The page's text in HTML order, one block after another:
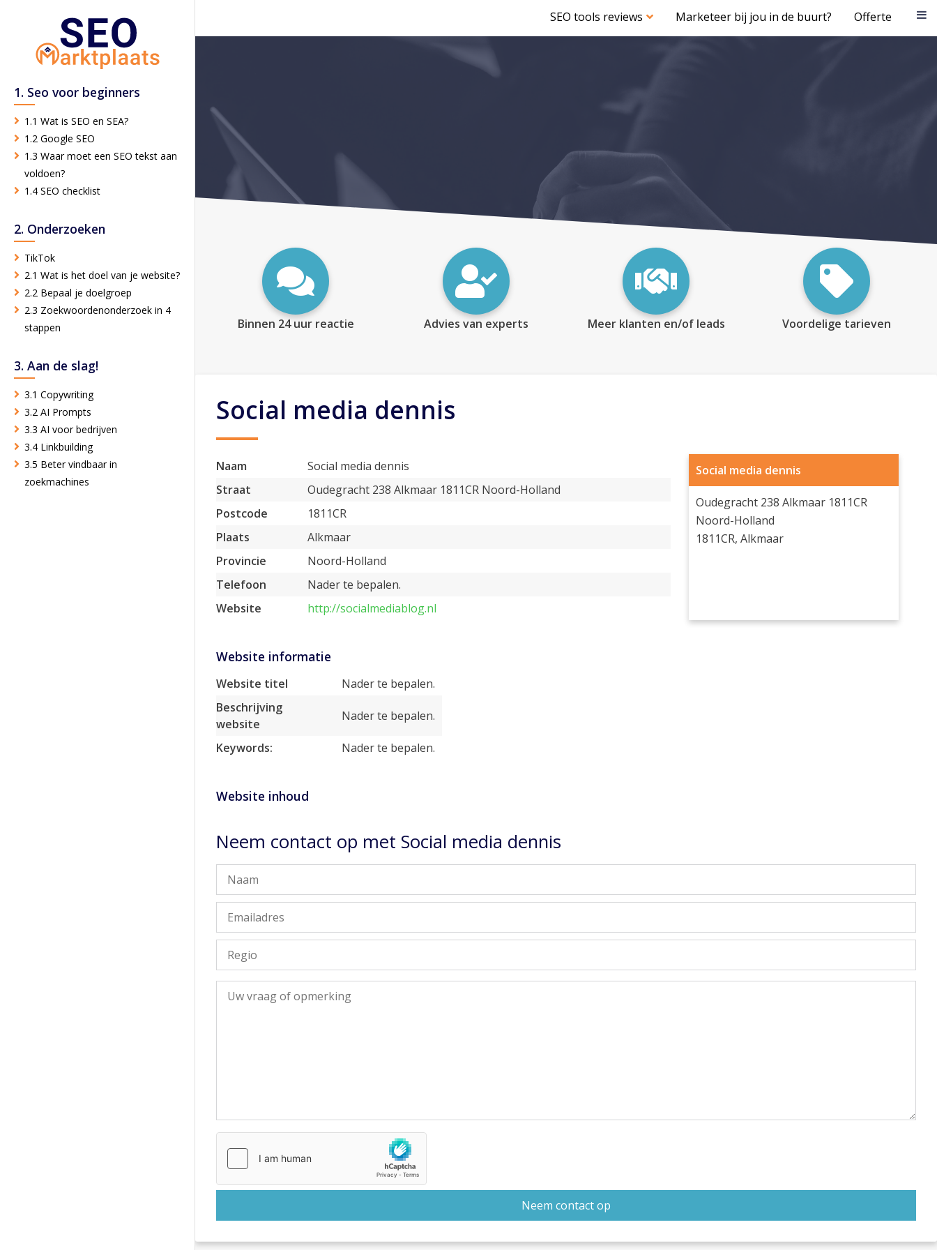
SEO tools reviews Marketeer bij jou in de buurt? Offerte
1. Seo voor beginners
1.1 Wat is SEO en SEA?
1.2 Google SEO
1.3 Waar moet een SEO tekst aan
voldoen?
1.4 SEO checklist
2. Onderzoeken
TikTok
2.1 Wat is het doel van je website?
2.2 Bepaal je doelgroep
2.3 Zoekwoordenonderzoek in 4
stappen
3. Aan de slag!
3.1 Copywriting
3.2 AI Prompts
3.3 AI voor bedrijven
3.4 Linkbuilding
3.5 Beter vindbaar in
zoekmachines
Binnen 24 uur reactie Advies van experts Meer klanten en/of leads Voordelige tarieven
Social media dennis
Naam
Social media dennis
Straat
Oudegracht 238 Alkmaar 1811CR Noord-Holland
Postcode
1811CR
Plaats
Alkmaar
Provincie
Noord-Holland
Telefoon
Nader te bepalen.
Website
http://socialmediablog.nl
Social media dennis
Oudegracht 238 Alkmaar 1811CR
Noord-Holland
1811CR, Alkmaar
Website informatie
Website titel
Nader te bepalen.
Beschrijving
website
Nader te bepalen.
Keywords: Nader te bepalen.
Website inhoud
Neem contact op met Social media dennis